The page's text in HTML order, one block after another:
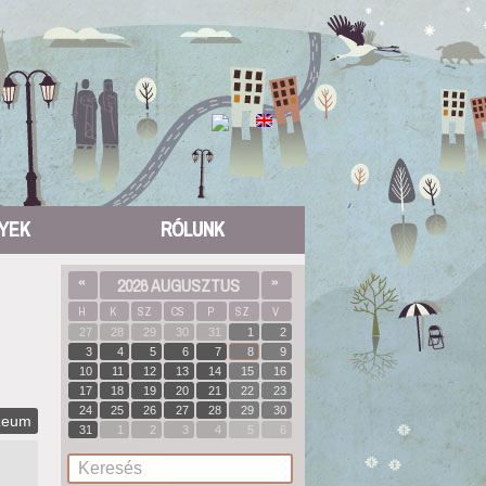
RÓLUNK
« 2026 AUGUSZTUS
»
H
K SZ CS P SZ V
27 28 29 30 31 1
2
3
4 5 6 7 8
9
10
11 12 13 14 15
16
17
18 19 20 21 22
23
24
25 26 27 28 29
30
31
1 2 3 4 5 6